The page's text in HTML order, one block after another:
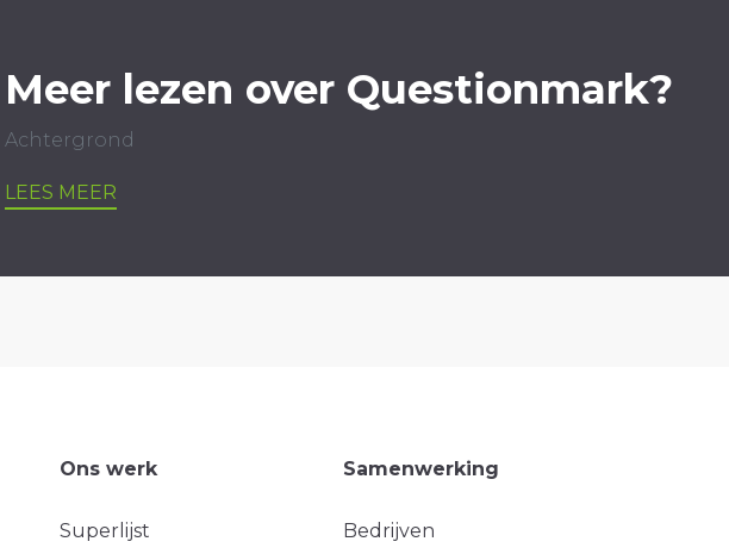
Meer lezen over Questionmark?
Achtergrond
LEES MEER
Ons werk
Superlijst
Samenwerking
Bedrijven